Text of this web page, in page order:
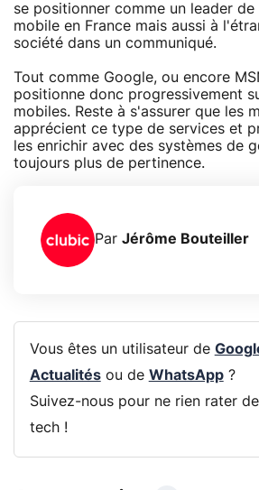
se positionner comme un leader de
mobile en France mais aussi à
société dans un communiqué.
Tout comme Google, ou encore
positionne donc progressivement
mobiles. Reste à s'assurer que les
apprécient ce type de services et
les enrichir avec des systèmes de
toujours plus de pertinence.
Par Jérôme Bouteiller
Vous êtes un utilisateur de
Actualitésou de WhatsApp?
Suivez-nous pour ne rien rater
tech !